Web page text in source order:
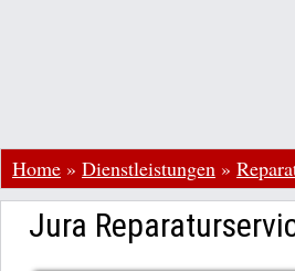
Home » Dienstleistungen »
Jura